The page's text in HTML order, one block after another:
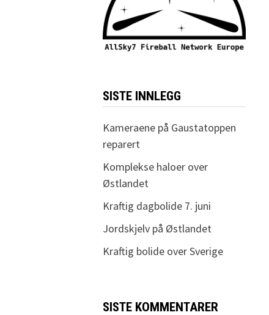
SISTE INNLEGG
Kameraene på Gaustatoppen
reparert
Komplekse haloer over
Østlandet
Kraftig dagbolide 7. juni
Jordskjelv på Østlandet
Kraftig bolide over Sverige
SISTE KOMMENTARER